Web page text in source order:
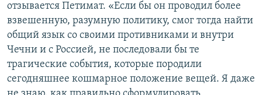
отзывается Петимат. «Если бы он проводил более
взвешенную, разумную политику, смог тогда найти
общий язык со своими противниками и внутри
Чечни и с Россией, не последовали бы те
трагические события, которые породили
сегодняшнее кошмарное положение вещей. Я даже